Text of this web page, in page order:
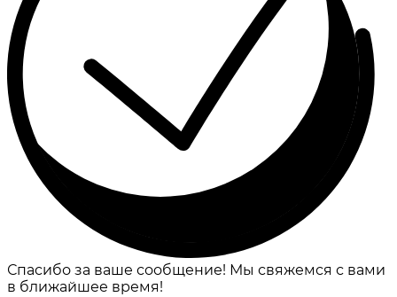
Спасибо за ваше сообщение! Мы свяжемся с вами
в ближайшее время!